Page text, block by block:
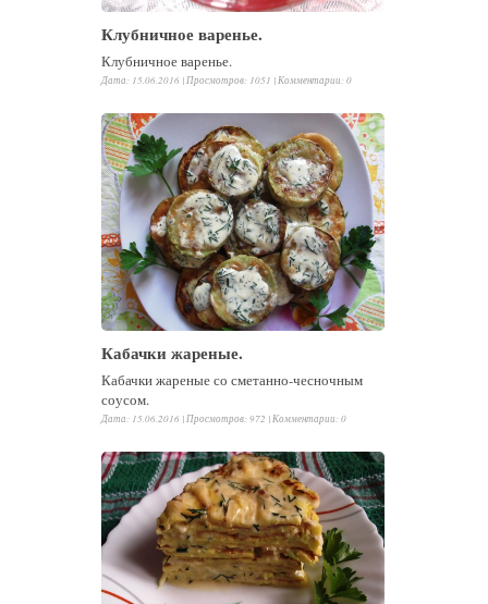
Клубничное варенье.
Клубничное варенье.
Дата: 15.06.2016 | Просмотров: 1051 | Комментарии: 0
Кабачки жареные.
Кабачки жареные со сметанно-чесночным
соусом.
Дата: 15.06.2016 | Просмотров: 972 | Комментарии: 0